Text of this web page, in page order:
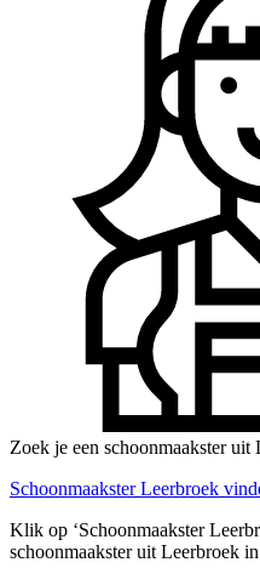
Zoek je een schoonmaakster uit
Schoonmaakster Leerbroek
Klik op ‘Schoonmaakster
schoonmaakster uit Leerbroek